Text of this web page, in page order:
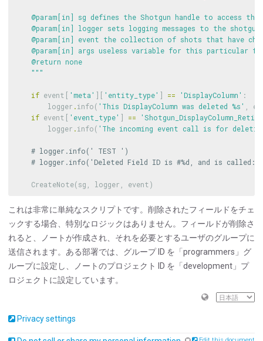
Privacy settings
@param[in] sg defines the Shotgun handle to access the
@param[in] logger sets logging messages to the shotgun
@param[in] event the collection of shots that have
@param[in] args useless variable for this particular
    @return none
    """
if event [ 'meta' ][ 'entity_type' ] == 'DisplayColumn' :
logger .info( 'This DisplayColumn was deleted %s'
if event [ 'event_type' ] ==
logger .info( 'The incoming event call is for
CreateNote(sg logger event)
これは非常に単純なスクリプトです。削除されたフィールドをチェ
ックする場合、特別なロジックはありません。フィールドが削除さ
れると、ノートが作成され、それを必要とするユーザのグループに
送信されます。ある部署では、グループ ID を「programmers」グ
ループに設定し、ノートのプロジェクト ID を「development」プ
ロジェクトに設定しています。